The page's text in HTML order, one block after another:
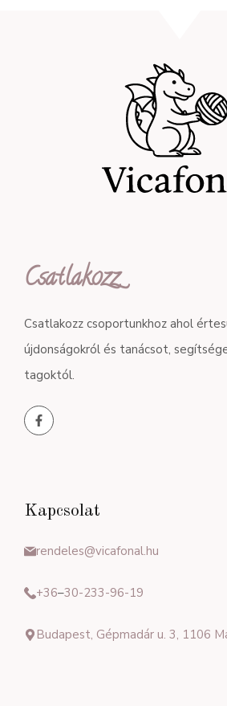
Csatlakozz
Csatlakozz csoportunkhoz ahol
újdonságokról és tanácsot,
tagoktól.
Kapcsolat
rendeles@vicafonal.hu
+36–30-233-96-19
Budapest, Gépmadár u. 3, 1106